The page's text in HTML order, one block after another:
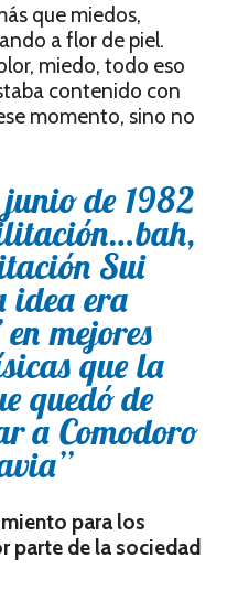
que miedos,
a flor de piel.
miedo, todo eso
contenido con
momento, sino no
junio de 1982
Sui
idea era
en mejores
que la
quedó de
a Comodoro
para los
parte de la sociedad